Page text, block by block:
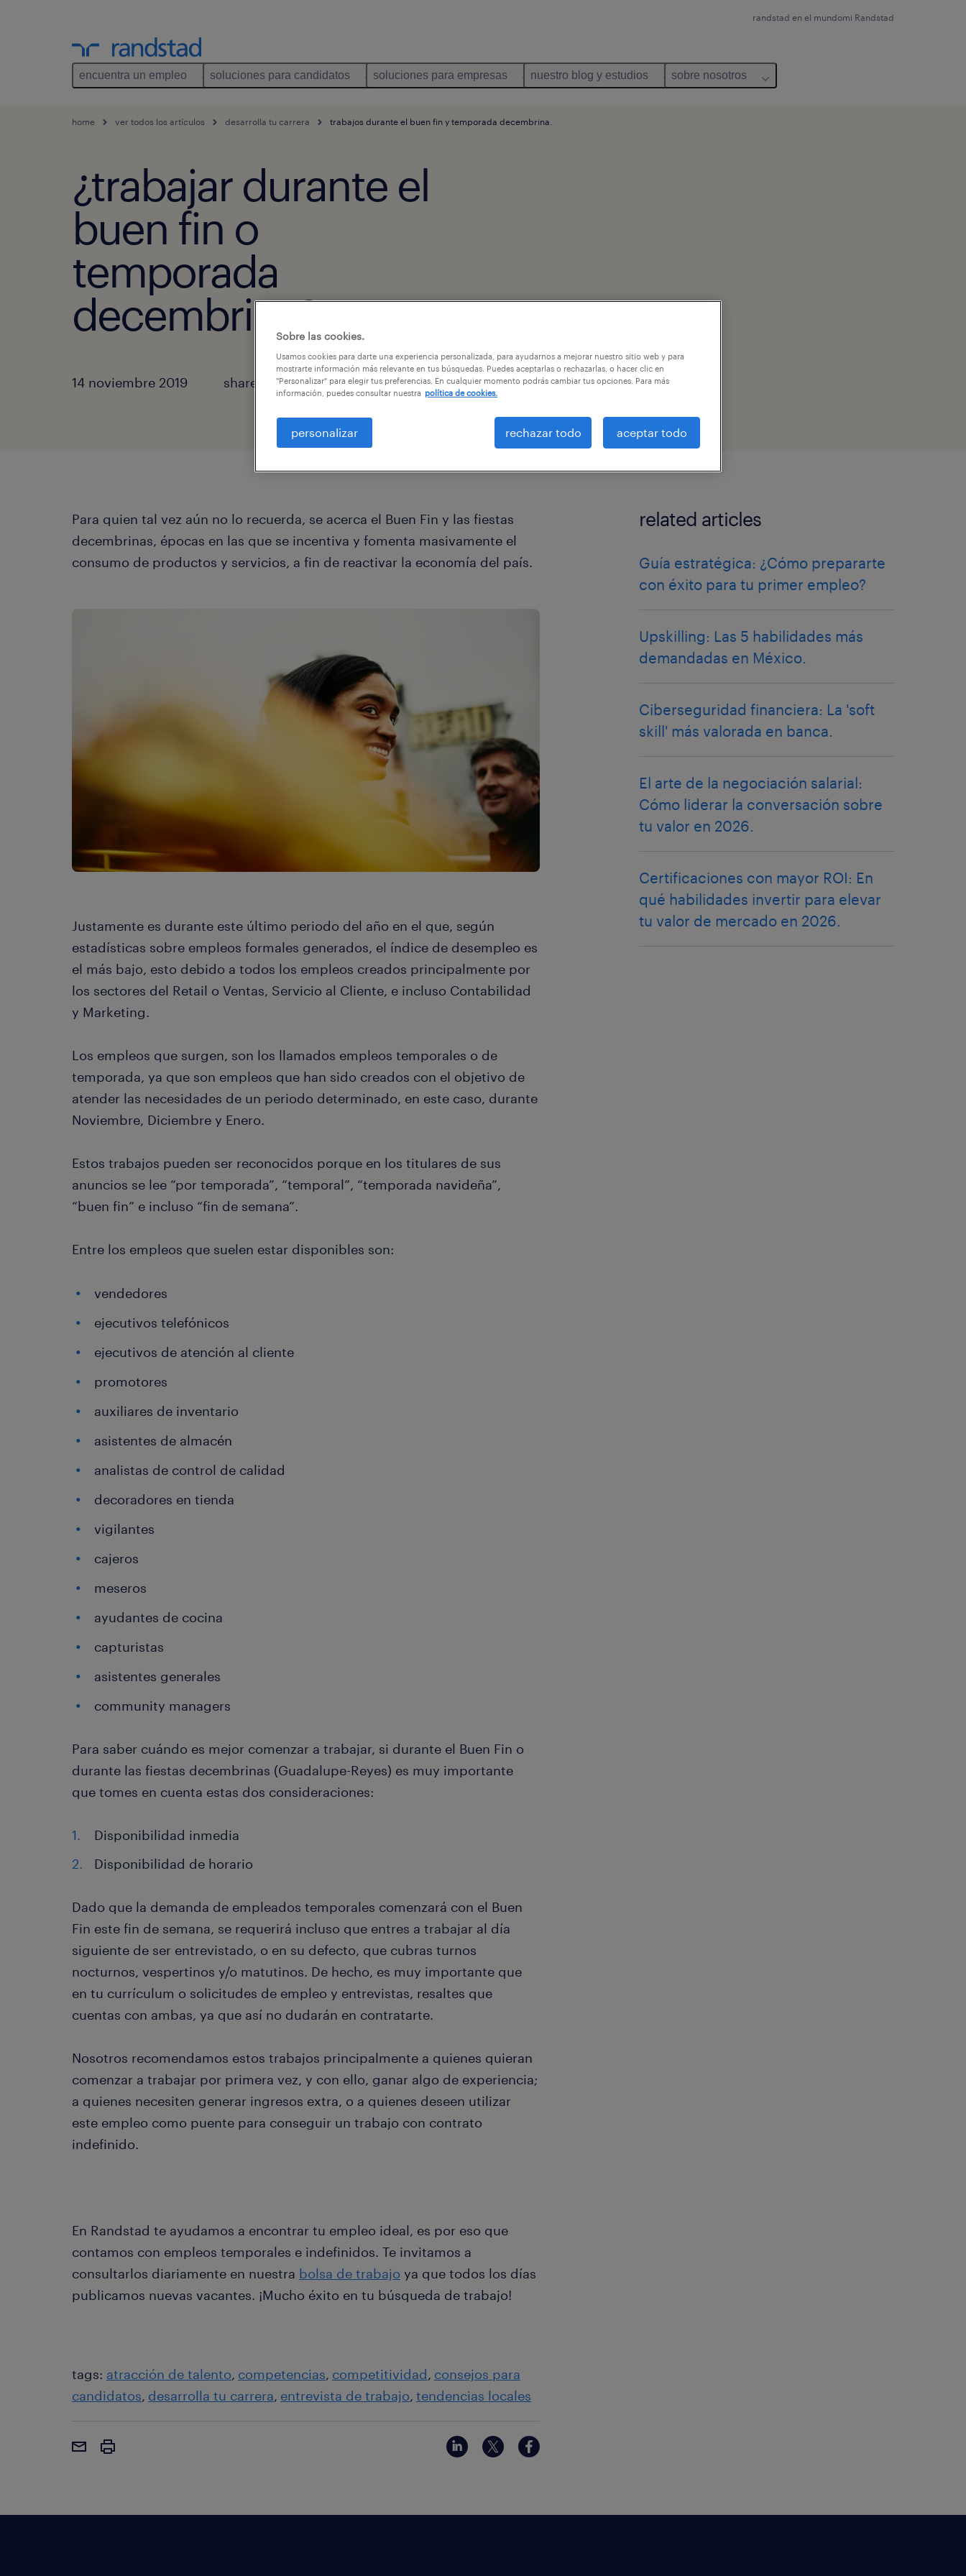
randstad en el mundomi Randstad
encuentra un empleo soluciones para candidatos soluciones para empresas nuestro blog y estudios sobre nosotros
home ver todos los artículos desarrolla tu carrera trabajos durante el buen fin y temporada decembrina.
¿trabajar durante el
buen fin o
temporada
decembrina?
14 noviembre 2019 share article:
Para quien tal vez aún no lo recuerda, se acerca el Buen Fin y las fiestas
decembrinas, épocas en las que se incentiva y fomenta masivamente el
consumo de productos y servicios, a fin de reactivar la economía del país.
Justamente es durante este último periodo del año en el que, según
estadísticas sobre empleos formales generados, el índice de desempleo es
el más bajo, esto debido a todos los empleos creados principalmente por
los sectores del Retail o Ventas, Servicio al Cliente, e incluso Contabilidad
y Marketing.
Los empleos que surgen, son los llamados empleos temporales o de
temporada, ya que son empleos que han sido creados con el objetivo de
atender las necesidades de un periodo determinado, en este caso, durante
Noviembre, Diciembre y Enero.
Estos trabajos pueden ser reconocidos porque en los titulares de sus
anuncios se lee “por temporada”, “temporal”, “temporada navideña”,
“buen fin” e incluso “fin de semana”.
Entre los empleos que suelen estar disponibles son:
vendedores
ejecutivos telefónicos
ejecutivos de atención al cliente
promotores
auxiliares de inventario
asistentes de almacén
analistas de control de calidad
decoradores en tienda
vigilantes
cajeros
meseros
ayudantes de cocina
capturistas
asistentes generales
community managers
Para saber cuándo es mejor comenzar a trabajar, si durante el Buen Fin o
durante las fiestas decembrinas (Guadalupe-Reyes) es muy importante
que tomes en cuenta estas dos consideraciones:
Disponibilidad inmedia
Disponibilidad de horario
Dado que la demanda de empleados temporales comenzará con el Buen
Fin este fin de semana, se requerirá incluso que entres a trabajar al día
siguiente de ser entrevistado, o en su defecto, que cubras turnos
nocturnos, vespertinos y/o matutinos. De hecho, es muy importante que
en tu currículum o solicitudes de empleo y entrevistas, resaltes que
cuentas con ambas, ya que así no dudarán en contratarte.
Nosotros recomendamos estos trabajos principalmente a quienes quieran
comenzar a trabajar por primera vez, y con ello, ganar algo de experiencia;
a quienes necesiten generar ingresos extra, o a quienes deseen utilizar
este empleo como puente para conseguir un trabajo con contrato
indefinido.
En Randstad te ayudamos a encontrar tu empleo ideal, es por eso que
contamos con empleos temporales e indefinidos. Te invitamos a
consultarlos diariamente en nuestra bolsa de trabajo ya que todos los días
publicamos nuevas vacantes. ¡Mucho éxito en tu búsqueda de trabajo!
tags: atracción de talento competencias competitividad consejos para
candidatos desarrolla tu carrera entrevista de trabajo tendencias locales
related articles
Guía estratégica: ¿Cómo prepararte
con éxito para tu primer empleo?
Upskilling: Las 5 habilidades más
demandadas en México.
Ciberseguridad financiera: La 'soft
skill' más valorada en banca.
El arte de la negociación salarial:
Cómo liderar la conversación sobre
tu valor en 2026.
Certificaciones con mayor ROI: En
qué habilidades invertir para elevar
tu valor de mercado en 2026.
Sobre las cookies.
Usamos cookies para darte una experiencia personalizada, para ayudarnos a mejorar nuestro sitio web y para
mostrarte información más relevante en tus búsquedas. Puedes aceptarlas o rechazarlas, o hacer clic en
"Personalizar" para elegir tus preferencias. En cualquier momento podrás cambiar tus opciones. Para más
información, puedes consultar nuestra política de cookies.
personalizar rechazar todo aceptar todo